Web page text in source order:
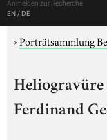
Anmelden zur Recherche
EN / DE
›Porträtsammlung
Heliogravüre
Ferdinand